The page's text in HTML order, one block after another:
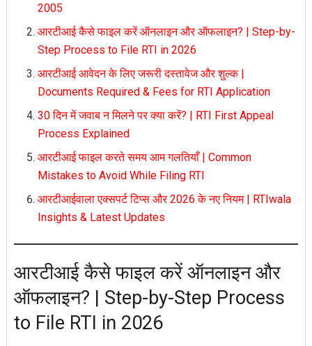
2005
आरटीआई कैसे फाइल करें ऑनलाइन और ऑफलाइन? | Step-by-
Step Process to File RTI in 2026
आरटीआई आवेदन के लिए जरूरी दस्तावेज और शुल्क |
Documents Required & Fees for RTI Application
30 दिन में जवाब न मिलने पर क्या करें? | RTI First Appeal
Process Explained
आरटीआई फाइल करते समय आम गलतियाँ | Common
Mistakes to Avoid While Filing RTI
आरटीआईवाला एक्सपर्ट टिप्स और 2026 के नए नियम | RTIwala
Insights & Latest Updates
आरटीआई कैसे फाइल करें ऑनलाइन और
ऑफलाइन? | Step-by-Step Process
to File RTI in 2026